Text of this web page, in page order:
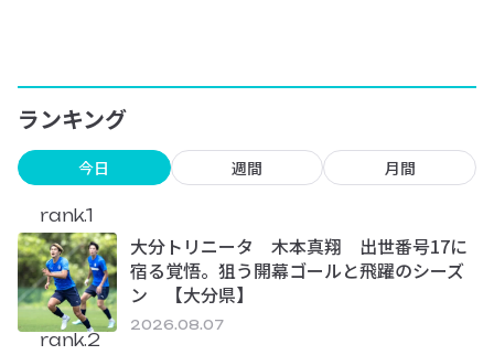
ランキング
今日 週間 月間
rank.1
大分トリニータ 木本真翔 出世番号17に
宿る覚悟。狙う開幕ゴールと飛躍のシーズ
ン 【大分県】
2026.08.07
rank.2